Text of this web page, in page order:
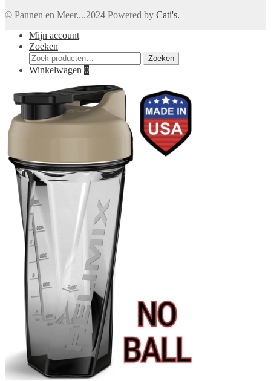
© Pannen en Meer....2024 Powered by Cati's.
Mijn account
Zoeken
Zoeken
naar:
Zoeken
Winkelwagen 0